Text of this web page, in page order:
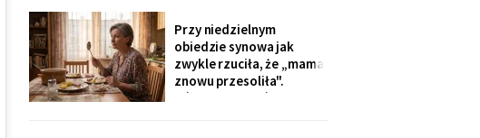
swobodnie, bo mama i
tak nie słyszy. Słyszę
więcej, niż myślą. W
niedzielę usłyszałam, co
planują z moim
Przy niedzielnym
obiedzie synowa jak
zwykle rzuciła, że „mama
znowu przesoliła".
Ośmioletni Staś odłożył